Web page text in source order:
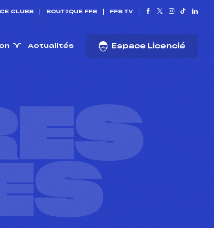
CLUBS BOUTIQUE FFS FFS TV
Actualités Espace Licencié